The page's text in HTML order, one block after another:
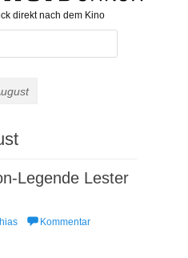
direkt nach dem Kino
Legende Lester
Kommentar